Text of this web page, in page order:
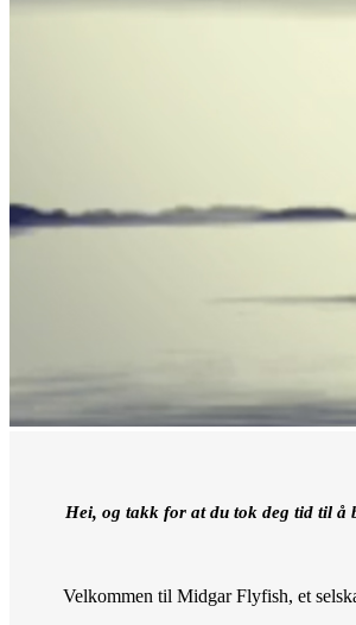
Hei, og takk for at du tok deg tid til å
Velkommen til Midgar Flyfish, et